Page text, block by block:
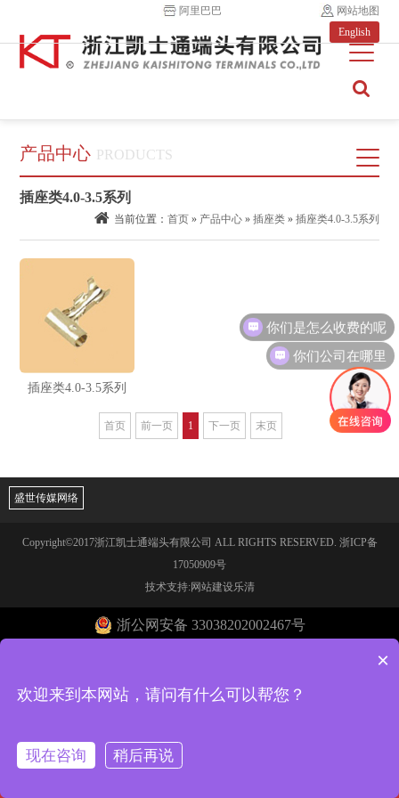
网站地图
阿里巴巴
English
产品中心 PRODUCTS
插座类4.0-3.5系列
当前位置： 首页 » 产品中心 » 插座类 » 插座类4.0-3.5系列
插座类4.0-3.5系列
首页 前一页 1 下一页 末页
盛世传媒网络
Copyright©2017浙江凯士通端头有限公司 ALL RIGHTS RESERVED. 浙ICP备
17050909号
技术支持:网站建设乐清
浙公网安备 33038202002467号
你们是怎么收费的呢
你们公司在哪里
×
欢迎来到本网站，请问有什么可以帮您？
现在咨询 稍后再说